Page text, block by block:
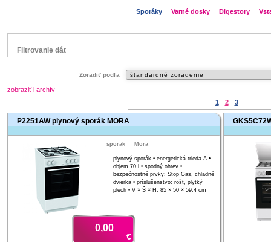
Sporáky ​Varné dosky Digestory
Filtrovanie dát
Zanussi
Status
náš TIP
Zľavnený výrobok
Zoradiť podľa
zobraziť i archív
1
2 3
P2251AW plynový sporák MORA
sporak Mora
plynový sporák • energetická trieda A •
objem 70 l • spodný ohrev •
bezpečnostné prvky: Stop Gas, chladné
dvierka • príslušenstvo: rošt, plytký
plech • V × Š × H: 85 × 50 × 59,4 cm
0,00
€